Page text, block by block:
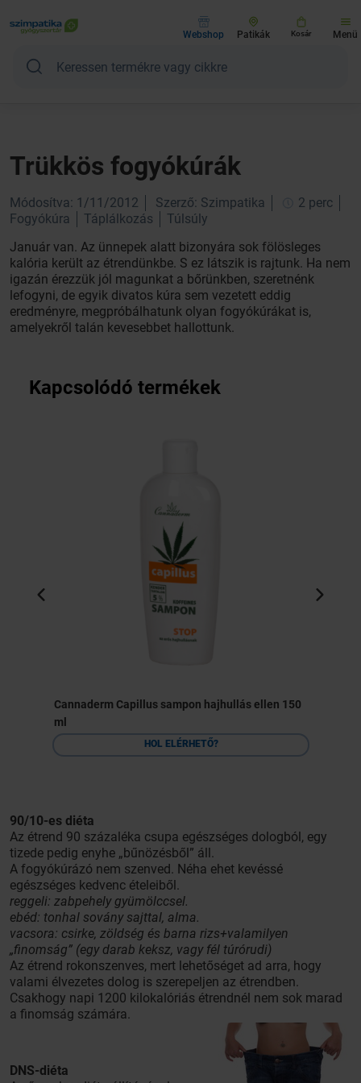
Webshop Patikák Kosár Menü
Trükkös fogyókúrák
Módosítva: 1/11/2012 Szerző: Szimpatika
2 perc
Fogyókúra
Táplálkozás
Túlsúly
Január van. Az ünnepek alatt bizonyára sok fölösleges
kalória került az étrendünkbe. S ez látszik is rajtunk. Ha nem
igazán érezzük jól magunkat a bőrünkben, szeretnénk
lefogyni, de egyik divatos kúra sem vezetett eddig
eredményre, megpróbálhatunk olyan fogyókúrákat is,
amelyekről talán kevesebbet hallottunk.
Kapcsolódó termékek
Cannaderm Capillus sampon hajhullás ellen 150
ml
HOL ELÉRHETŐ?
90/10-es diéta
Az étrend 90 százaléka csupa egészséges dologból, egy
tizede pedig enyhe „bűnözésből” áll.
A fogyókúrázó nem szenved. Néha ehet kevéssé
egészséges kedvenc ételeiből.
reggeli: zabpehely gyümölccsel.
ebéd: tonhal sovány sajttal, alma.
vacsora: csirke, zöldség és barna rizs+valamilyen
„finomság” (egy darab keksz, vagy fél túrórudi)
Az étrend rokonszenves, mert lehetőséget ad arra, hogy
valami élvezetes dolog is szerepeljen az étrendben.
Csakhogy napi 1200 kilokalóriás étrendnél nem sok marad
a finomság számára.
DNS-diéta